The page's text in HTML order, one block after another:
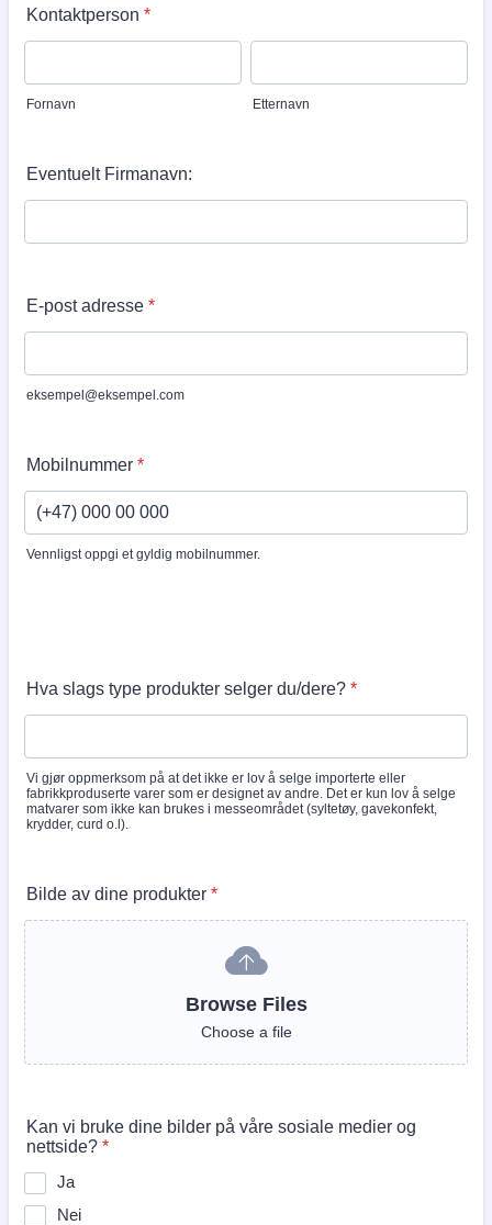
Kontaktperson *
Fornavn Etternavn
Eventuelt Firmanavn:
E-post adresse *
eksempel@eksempel.com
Mobilnummer *
Vennligst oppgi et gyldig mobilnummer.
Hva slags type produkter selger du/dere? *
Vi gjør oppmerksom på at det ikke er lov å selge importerte eller
fabrikkproduserte varer som er designet av andre. Det er kun lov å selge
matvarer som ikke kan brukes i messeområdet (syltetøy, gavekonfekt,
krydder, curd o.l).
Bilde av dine produkter *
Browse Files
Choose a file
Kan vi bruke dine bilder på våre sosiale medier og
nettside? *
Ja
Nei